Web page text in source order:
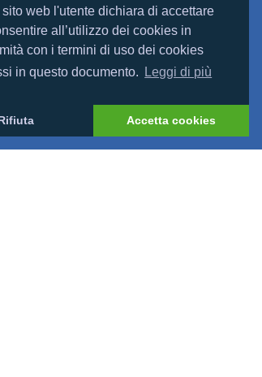
sito web l'utente dichiara di accettare
all’utilizzo dei cookies in
con i termini di uso dei cookies
in questo documento.
Leggi di più
Accetta cookies